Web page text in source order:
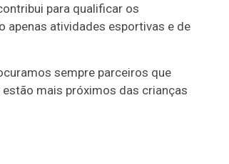
para qualificar os
apenas atividades esportivas e de
sempre parceiros que
mais próximos das crianças